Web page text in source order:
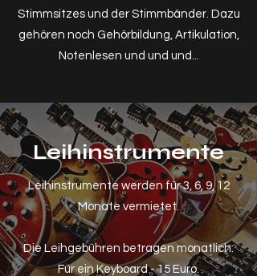
Stimmsitzes und der Stimmbänder. Dazu
gehören noch Gehörbildung, Artikulation,
Notenlesen und und und...
Leihinstrumente
Leihinstrumente werden für 3, 6, 9, 12
Monate vermietet.
Die Leihgebühren betragen monatlich:
Für ein Keyboard - 15 Euro.